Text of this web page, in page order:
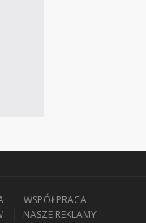
WSPÓŁPRACA
NASZE REKLAMY